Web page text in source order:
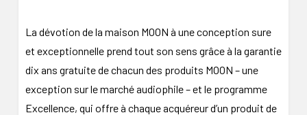
La dévotion de la maison MOON à une conception sure
et exceptionnelle prend tout son sens grâce à la garantie
dix ans gratuite de chacun des produits MOON – une
exception sur le marché audiophile – et le programme
Excellence, qui offre à chaque acquéreur d’un produit de